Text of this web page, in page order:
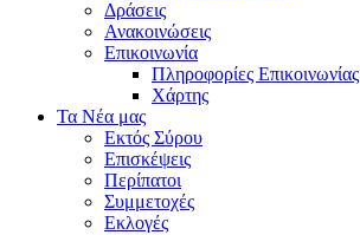
Δράσεις
Ανακοινώσεις
Επικοινωνία
Πληροφορίες Επικοινωνίας
Χάρτης
Τα Νέα μας
Εκτός Σύρου
Επισκέψεις
Περίπατοι
Συμμετοχές
Εκλογές